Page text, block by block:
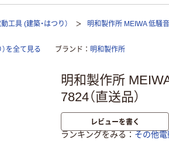
工具 (建築・はつり） 明和製作所 MEIWA 低騒
を全て見る ブランド 明和製作所
明和製作所
7824（直送品）
レビューを書く
ランキングをみる その他電